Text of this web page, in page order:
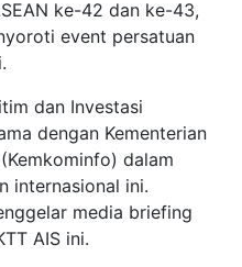
ke-42 dan ke-43,
event persatuan
dan Investasi
dengan Kementerian
dalam
internasional ini.
media briefing
AIS ini.